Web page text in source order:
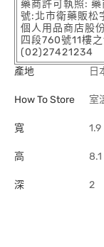
藥商許可執照:
號:北市衛藥販松
個人用品商店股
四段760號11樓
(02)27421234
產地
日
How To Store 室
寬 1.9
高 8.1
深 2